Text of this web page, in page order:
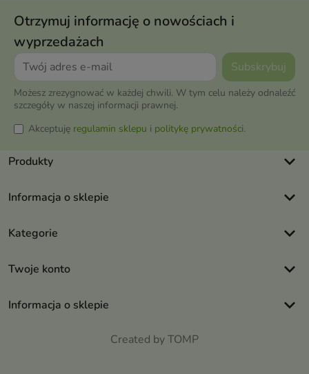
Otrzymuj informację o nowościach i
wyprzedażach
Możesz zrezygnować w każdej chwili. W tym celu należy odnaleźć
szczegóły w naszej informacji prawnej.
Akceptuję regulamin sklepu i politykę prywatności.
Produkty keyboard_arrow_down
Informacja o sklepie keyboard_arrow_down
Kategorie keyboard_arrow_down
Twoje konto keyboard_arrow_down
Informacja o sklepie keyboard_arrow_down
Created by TOMP